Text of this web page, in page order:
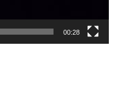
00:28